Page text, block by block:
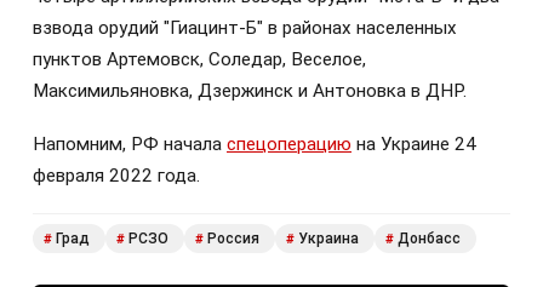
взвода орудий "Гиацинт-Б" в районах населенных
пунктов Артемовск, Соледар, Веселое,
Максимильяновка, Дзержинск и Антоновка в ДНР.
Напомним, РФ начала спецоперацию на Украине 24
февраля 2022 года.
# Град # РСЗО # Россия # Украина # Донбасс